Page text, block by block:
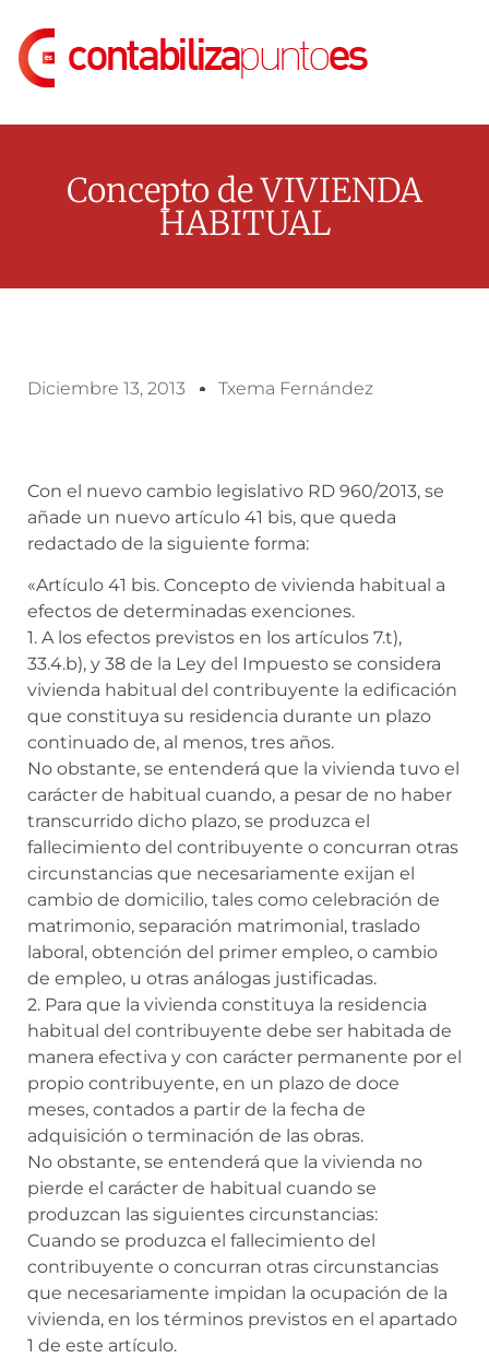
Concepto de VIVIENDA
HABITUAL
Diciembre 13, 2013 Txema Fernández
Con el nuevo cambio legislativo RD 960/2013, se
añade un nuevo artículo 41 bis, que queda
redactado de la siguiente forma:
«Artículo 41 bis. Concepto de vivienda habitual a
efectos de determinadas exenciones.
1. A los efectos previstos en los artículos 7.t),
33.4.b), y 38 de la Ley del Impuesto se considera
vivienda habitual del contribuyente la edificación
que constituya su residencia durante un plazo
continuado de, al menos, tres años.
No obstante, se entenderá que la vivienda tuvo el
carácter de habitual cuando, a pesar de no haber
transcurrido dicho plazo, se produzca el
fallecimiento del contribuyente o concurran otras
circunstancias que necesariamente exijan el
cambio de domicilio, tales como celebración de
matrimonio, separación matrimonial, traslado
laboral, obtención del primer empleo, o cambio
de empleo, u otras análogas justificadas.
2. Para que la vivienda constituya la residencia
habitual del contribuyente debe ser habitada de
manera efectiva y con carácter permanente por el
propio contribuyente, en un plazo de doce
meses, contados a partir de la fecha de
adquisición o terminación de las obras.
No obstante, se entenderá que la vivienda no
pierde el carácter de habitual cuando se
produzcan las siguientes circunstancias:
Cuando se produzca el fallecimiento del
contribuyente o concurran otras circunstancias
que necesariamente impidan la ocupación de la
vivienda, en los términos previstos en el apartado
1 de este artículo.